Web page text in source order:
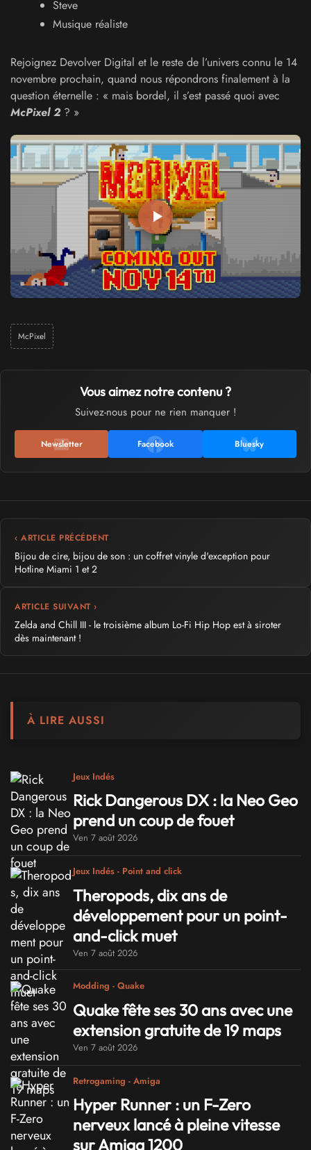
Steve
Musique réaliste
Rejoignez Devolver Digital et le reste de l’univers connu le 14
novembre prochain, quand nous répondrons finalement à la
question éternelle : « mais bordel, il s’est passé quoi avec
McPixel 2? »
McPixel
Vous aimez notre contenu ?
Suivez-nous pour ne rien manquer !
Newsletter Facebook Bluesky
‹ ARTICLE PRÉCÉDENT
Bijou de cire, bijou de son : un coffret vinyle d'exception pour
Hotline Miami 1 et 2
ARTICLE SUIVANT ›
Zelda and Chill III - le troisième album Lo-Fi Hip Hop est à siroter
dès maintenant !
À LIRE AUSSI
Jeux Indés
Rick Dangerous DX : la Neo Geo
prend un coup de fouet
Ven 7 août 2026
Jeux Indés - Point and click
Theropods, dix ans de
développement pour un point-
and-click muet
Ven 7 août 2026
Modding - Quake
Quake fête ses 30 ans avec une
extension gratuite de 19 maps
Ven 7 août 2026
Retrogaming - Amiga
Hyper Runner : un F-Zero
nerveux lancé à pleine vitesse
sur Amiga 1200